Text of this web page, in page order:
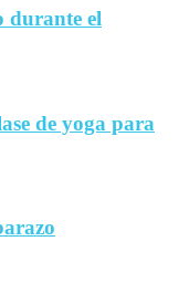
durante el
de yoga para